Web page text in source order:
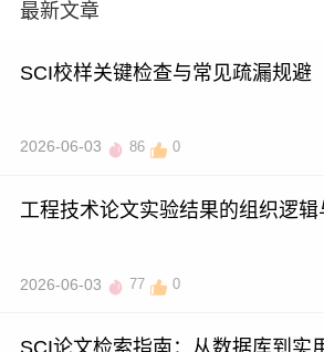
最新文章
SCI校样关键检查与常见疏漏规避
2026-06-03 86 0
工程技术论文实验结果的组织逻辑
2026-06-03 77 0